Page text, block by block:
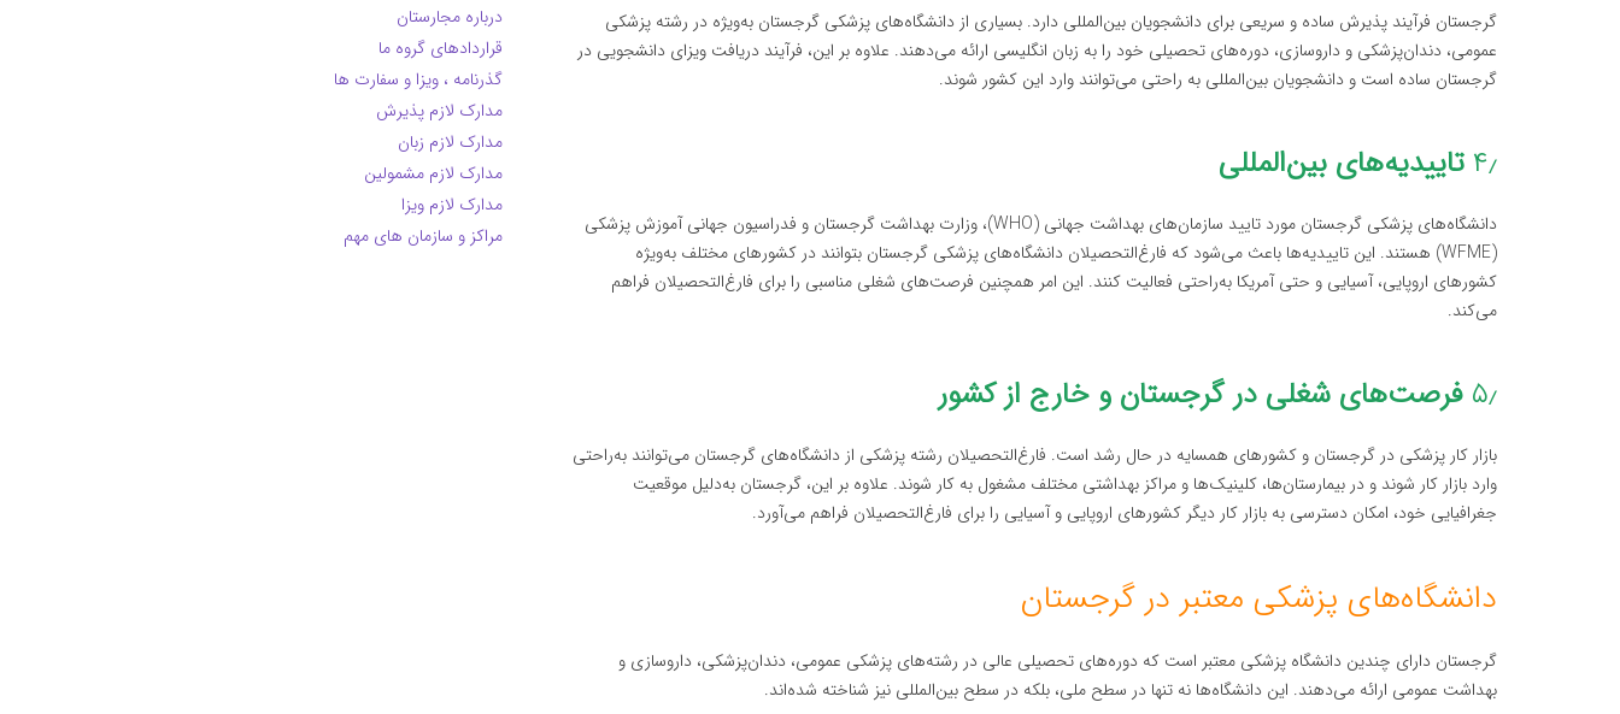
گرجستان فرآیند پذیرش ساده و سریعی برای دانشجویان بین‌المللی دارد. بسیاری از دانشگاه‌های پزشکی گرجستان به‌ویژه در رشته پزشکی
عمومی، دندان‌پزشکی و داروسازی، دوره‌های تحصیلی خود را به زبان انگلیسی ارائه می‌دهند. علاوه بر این، فرآیند دریافت ویزای دانشجویی در
گرجستان ساده است و دانشجویان بین‌المللی به راحتی می‌توانند وارد این کشور شوند.
۴٫ تاییدیه‌های بین‌المللی
دانشگاه‌های پزشکی گرجستان مورد تایید سازمان‌های بهداشت جهانی (WHO)، وزارت بهداشت گرجستان و فدراسیون جهانی آموزش پزشکی
(WFME) هستند. این تاییدیه‌ها باعث می‌شود که فارغ‌التحصیلان دانشگاه‌های پزشکی گرجستان بتوانند در کشورهای مختلف به‌ویژه
کشورهای اروپایی، آسیایی و حتی آمریکا به‌راحتی فعالیت کنند. این امر همچنین فرصت‌های شغلی مناسبی را برای فارغ‌التحصیلان فراهم
می‌کند.
۵٫ فرصت‌های شغلی در گرجستان و خارج از کشور
بازار کار پزشکی در گرجستان و کشورهای همسایه در حال رشد است. فارغ‌التحصیلان رشته پزشکی از دانشگاه‌های گرجستان می‌توانند به‌راحتی
وارد بازار کار شوند و در بیمارستان‌ها، کلینیک‌ها و مراکز بهداشتی مختلف مشغول به کار شوند. علاوه بر این، گرجستان به‌دلیل موقعیت
جغرافیایی خود، امکان دسترسی به بازار کار دیگر کشورهای اروپایی و آسیایی را برای فارغ‌التحصیلان فراهم می‌آورد.
دانشگاه‌های پزشکی معتبر در گرجستان
گرجستان دارای چندین دانشگاه پزشکی معتبر است که دوره‌های تحصیلی عالی در رشته‌های پزشکی عمومی، دندان‌پزشکی، داروسازی و
بهداشت عمومی ارائه می‌دهند. این دانشگاه‌ها نه تنها در سطح ملی، بلکه در سطح بین‌المللی نیز شناخته شده‌اند.
درباره مجارستان
قراردادهای گروه ما
گذرنامه ، ویزا و سفارت ها
مدارک لازم پذیرش
مدارک لازم زبان
مدارک لازم مشمولین
مدارک لازم ویزا
مراکز و سازمان های مهم